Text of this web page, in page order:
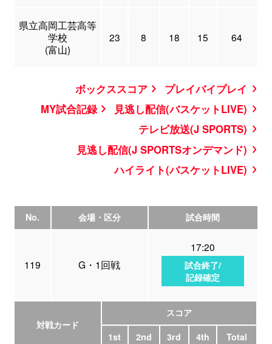
県立高岡工芸高等
学校
(富山)
23 8 18 15 64
ボックススコア
プレイバイプレイ
MY試合記録
見逃し配信(バスケットLIVE)
テレビ放送(J SPORTS)
見逃し配信(J SPORTSオンデマンド)
ハイライト(バスケットLIVE)
No. 会場・区分 試合時間
119 G・1回戦
17:20
試合終了/
記録確定
対戦カード
スコア
1st
2nd 3rd 4th Total